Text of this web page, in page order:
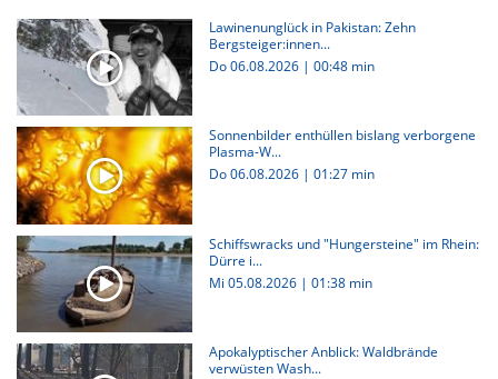
Lawinenunglück in Pakistan: Zehn
Bergsteiger:innen...
Do 06.08.2026 | 00:48 min
Sonnenbilder enthüllen bislang verborgene
Plasma-W...
Do 06.08.2026 | 01:27 min
Schiffswracks und "Hungersteine" im Rhein:
Dürre i...
Mi 05.08.2026 | 01:38 min
Apokalyptischer Anblick: Waldbrände
verwüsten Wash...